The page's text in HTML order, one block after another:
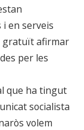
en serveis
gratuït afirmar
per les
que ha tingut
socialista
volem